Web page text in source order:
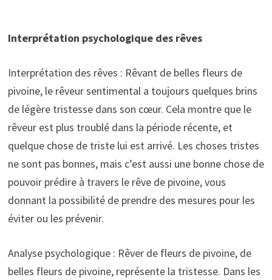
Interprétation psychologique des rêves
Interprétation des rêves : Rêvant de belles fleurs de
pivoine, le rêveur sentimental a toujours quelques brins
de légère tristesse dans son cœur. Cela montre que le
rêveur est plus troublé dans la période récente, et
quelque chose de triste lui est arrivé. Les choses tristes
ne sont pas bonnes, mais c’est aussi une bonne chose de
pouvoir prédire à travers le rêve de pivoine, vous
donnant la possibilité de prendre des mesures pour les
éviter ou les prévenir.
Analyse psychologique : Rêver de fleurs de pivoine, de
belles fleurs de pivoine, représente la tristesse. Dans les